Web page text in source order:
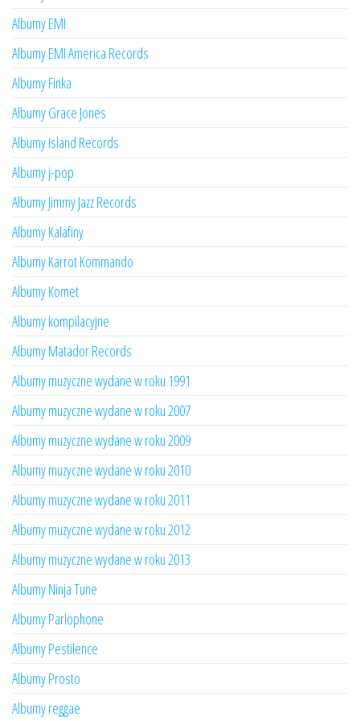
Albumy EMI
Albumy EMI America Records
Albumy Finka
Albumy Grace Jones
Albumy Island Records
Albumy j-pop
Albumy Jimmy Jazz Records
Albumy Kalafiny
Albumy Karrot Kommando
Albumy Komet
Albumy kompilacyjne
Albumy Matador Records
Albumy muzyczne wydane w roku 1991
Albumy muzyczne wydane w roku 2007
Albumy muzyczne wydane w roku 2009
Albumy muzyczne wydane w roku 2010
Albumy muzyczne wydane w roku 2011
Albumy muzyczne wydane w roku 2012
Albumy muzyczne wydane w roku 2013
Albumy Ninja Tune
Albumy Parlophone
Albumy Pestilence
Albumy Prosto
Albumy reggae